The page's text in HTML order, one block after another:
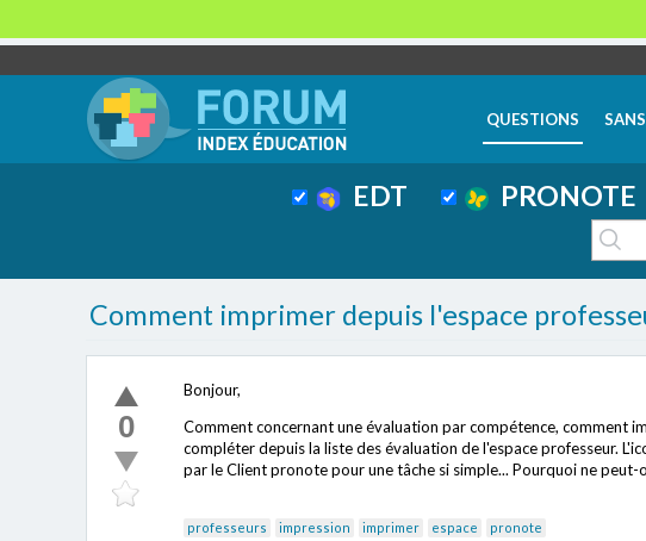
QUESTIONS
EDT PRONOTE
Comment imprimer depuis l'espace
0
Bonjour,
Comment concernant une évaluation par compétence, comment
compléter depuis la liste des évaluation de l'espace professeur.
par le Client pronote pour une tâche si simple... Pourquoi ne peut-
professeurs impression imprimer espace pronote